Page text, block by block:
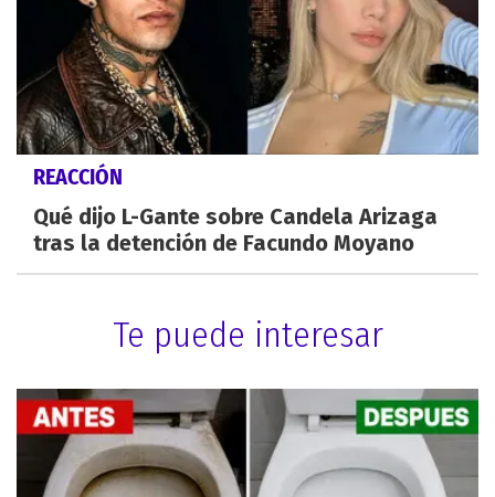
REACCIÓN
Qué dijo L-Gante sobre Candela Arizaga
tras la detención de Facundo Moyano
Te puede interesar